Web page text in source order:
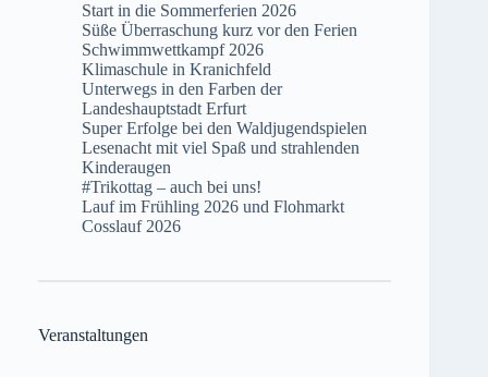
Start in die Sommerferien 2026
Süße Überraschung kurz vor den Ferien
Schwimmwettkampf 2026
Klimaschule in Kranichfeld
Unterwegs in den Farben der
Landeshauptstadt Erfurt
Super Erfolge bei den Waldjugendspielen
Lesenacht mit viel Spaß und strahlenden
Kinderaugen
#Trikottag – auch bei uns!
Lauf im Frühling 2026 und Flohmarkt
Cosslauf 2026
Veranstaltungen